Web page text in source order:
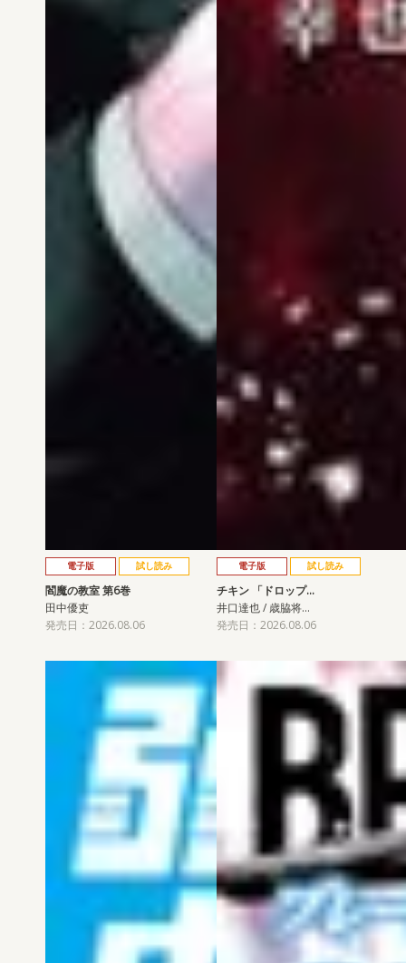
電子版 試し読み
閻魔の教室 第6巻
田中優吏
発売日：2026.08.06
電子版 試し読み
チキン 「ドロップ…
井口達也 / 歳脇将…
発売日：2026.08.06